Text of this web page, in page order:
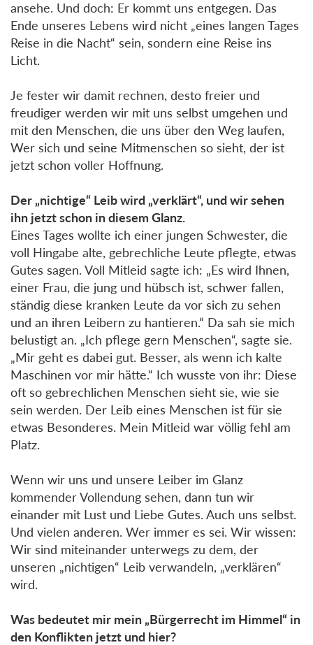
ansehe. Und doch: Er kommt uns entgegen. Das
Ende unseres Lebens wird nicht „eines langen Tages
Reise in die Nacht“ sein, sondern eine Reise ins
Licht.
Je fester wir damit rechnen, desto freier und
freudiger werden wir mit uns selbst umgehen und
mit den Menschen, die uns über den Weg laufen,
Wer sich und seine Mitmenschen so sieht, der ist
jetzt schon voller Hoffnung.
Der „nichtige“ Leib wird „verklärt“, und wir sehen
ihn jetzt schon in diesem Glanz.
Eines Tages wollte ich einer jungen Schwester, die
voll Hingabe alte, gebrechliche Leute pflegte, etwas
Gutes sagen. Voll Mitleid sagte ich: „Es wird Ihnen,
einer Frau, die jung und hübsch ist, schwer fallen,
ständig diese kranken Leute da vor sich zu sehen
und an ihren Leibern zu hantieren.“ Da sah sie mich
belustigt an. „Ich pflege gern Menschen“, sagte sie.
„Mir geht es dabei gut. Besser, als wenn ich kalte
Maschinen vor mir hätte.“ Ich wusste von ihr: Diese
oft so gebrechlichen Menschen sieht sie, wie sie
sein werden. Der Leib eines Menschen ist für sie
etwas Besonderes. Mein Mitleid war völlig fehl am
Platz.
Wenn wir uns und unsere Leiber im Glanz
kommender Vollendung sehen, dann tun wir
einander mit Lust und Liebe Gutes. Auch uns selbst.
Und vielen anderen. Wer immer es sei. Wir wissen:
Wir sind miteinander unterwegs zu dem, der
unseren „nichtigen“ Leib verwandeln, „verklären“
wird.
Was bedeutet mir mein „Bürgerrecht im Himmel“ in
den Konflikten jetzt und hier?